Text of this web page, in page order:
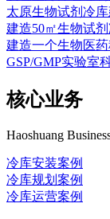
太原生物试剂冷
建造50㎡生物试
建造一个生物医
GSP/GMP实验室
核心业务
Haoshuang
冷库安装案例
冷库规划案例
冷库运营案例